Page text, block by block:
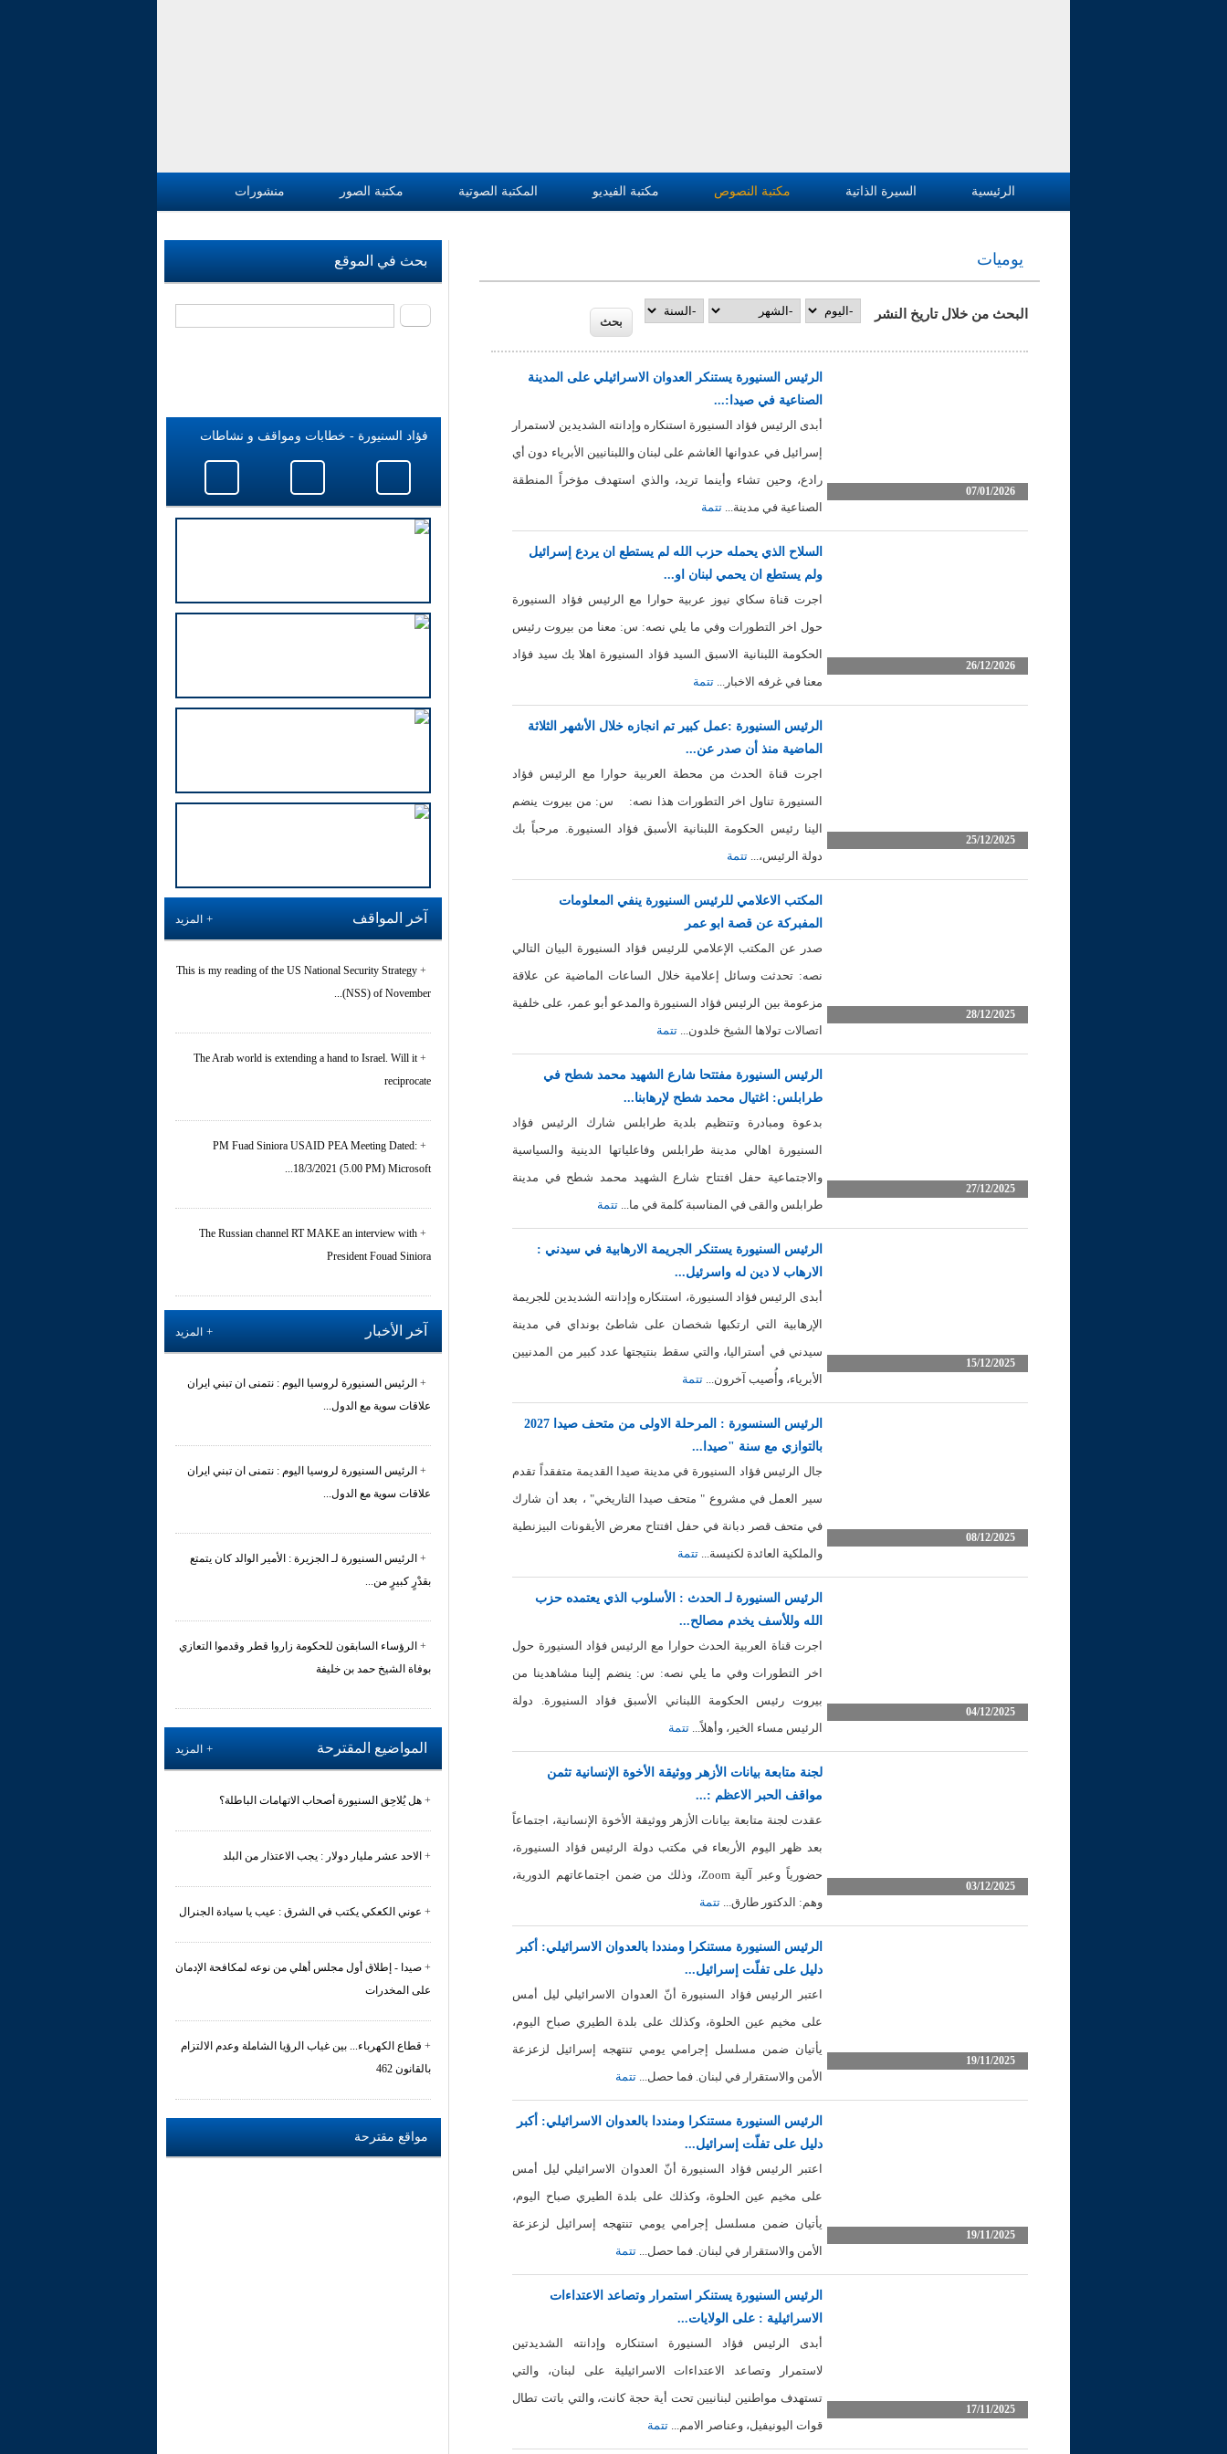
الرئيسية السيرة الذاتية مكتبة النصوص مكتبة الفيديو المكتبة الصوتية مكتبة الصور منشورات
يوميات
البحث من خلال تاريخ النشر ‏اليوم ‏ ‏الشهر ‏ ‏السنة ‏
07/01/2026
الرئيس السنيورة يستنكر العدوان الاسرائيلي على المدينة
الصناعية في صيدا:...
أبدى الرئيس فؤاد السنيورة استنكاره وإدانته الشديدين لاستمرار
إسرائيل في عدوانها الغاشم على لبنان واللبنانيين الأبرياء دون أي
رادع، وحين تشاء وأينما تريد، والذي استهدف مؤخراً المنطقة
الصناعية في مدينة...تتمة
26/12/2026
السلاح الذي يحمله حزب الله لم يستطع ان يردع إسرائيل
ولم يستطع ان يحمي لبنان او...
اجرت قناة سكاي نيوز عربية حوارا مع الرئيس فؤاد السنيورة
حول اخر التطورات وفي ما يلي نصه: س: معنا من بيروت رئيس
الحكومة اللبنانية الاسبق السيد فؤاد السنيورة اهلا بك سيد فؤاد
معنا في غرفه الاخبار...تتمة
25/12/2025
الرئيس السنيورة :عمل كبير تم انجازه خلال الأشهر الثلاثة
الماضية منذ أن صدر عن...
اجرت قناة الحدث من محطة العربية حوارا مع الرئيس فؤاد
السنيورة تناول اخر التطورات هذا نصه: س: من بيروت ينضم
الينا رئيس الحكومة اللبنانية الأسبق فؤاد السنيورة. مرحباً بك
دولة الرئيس،...تتمة
28/12/2025
المكتب الاعلامي للرئيس السنيورة ينفي المعلومات
المفبركة عن قصة ابو عمر
صدر عن المكتب الإعلامي للرئيس فؤاد السنيورة البيان التالي
نصه: تحدثت وسائل إعلامية خلال الساعات الماضية عن علاقة
مزعومة بين الرئيس فؤاد السنيورة والمدعو أبو عمر، على خلفية
اتصالات تولاها الشيخ خلدون...تتمة
27/12/2025
الرئيس السنيورة مفتتحا شارع الشهيد محمد شطح في
طرابلس: اغتيال محمد شطح لإرهابنا...
بدعوة ومبادرة وتنظيم بلدية طرابلس شارك الرئيس فؤاد
السنيورة اهالي مدينة طرابلس وفاعلياتها الدينية والسياسية
والاجتماعية حفل افتتاح شارع الشهيد محمد شطح في مدينة
طرابلس والقى في المناسبة كلمة في ما...تتمة
15/12/2025
الرئيس السنيورة يستنكر الجريمة الارهابية في سيدني :
الارهاب لا دين له واسرئيل...
أبدى الرئيس فؤاد السنيورة، استنكاره وإدانته الشديدين للجريمة
الإرهابية التي ارتكبها شخصان على شاطئ بونداي في مدينة
سيدني في أستراليا، والتي سقط بنتيجتها عدد كبير من المدنيين
الأبرياء، وأُصيب آخرون...تتمة
08/12/2025
الرئيس السنسورة : المرحلة الاولى من متحف صيدا 2027
بالتوازي مع سنة "صيدا...
جال الرئيس فؤاد السنيورة في مدينة صيدا القديمة متفقداً تقدم
سير العمل في مشروع " متحف صيدا التاريخي" ، بعد أن شارك
في متحف قصر دبانة في حفل افتتاح معرض الأيقونات البيزنطية
والملكية العائدة لكنيسة...تتمة
04/12/2025
الرئيس السنيورة لـ الحدث : الأسلوب الذي يعتمده حزب
الله وللأسف يخدم مصالح...
اجرت قناة العربية الحدث حوارا مع الرئيس فؤاد السنيورة حول
اخر التطورات وفي ما يلي نصه: س: ينضم إلينا مشاهدينا من
بيروت رئيس الحكومة اللبناني الأسبق فؤاد السنيورة. دولة
الرئيس مساء الخير، وأهلاً...تتمة
03/12/2025
لجنة متابعة بيانات الأزهر ووثيقة الأخوة الإنسانية تثمن
مواقف الحبر الاعظم :...
عقدت لجنة متابعة بيانات الأزهر ووثيقة الأخوة الإنسانية، اجتماعاً
بعد ظهر اليوم الأربعاء في مكتب دولة الرئيس فؤاد السنيورة،
حضورياً وعبر آلية Zoom، وذلك من ضمن اجتماعاتهم الدورية،
وهم: الدكتور طارق...تتمة
19/11/2025
الرئيس السنيورة مستنكرا ومنددا بالعدوان الاسرائيلي: أكبر
دليل على تفلّت إسرائيل...
اعتبر الرئيس فؤاد السنيورة أنّ العدوان الاسرائيلي ليل أمس
على مخيم عين الحلوة، وكذلك على بلدة الطيري صباح اليوم،
يأتيان ضمن مسلسل إجرامي يومي تنتهجه إسرائيل لزعزعة
الأمن والاستقرار في لبنان. فما حصل...تتمة
19/11/2025
الرئيس السنيورة مستنكرا ومنددا بالعدوان الاسرائيلي: أكبر
دليل على تفلّت إسرائيل...
اعتبر الرئيس فؤاد السنيورة أنّ العدوان الاسرائيلي ليل أمس
على مخيم عين الحلوة، وكذلك على بلدة الطيري صباح اليوم،
يأتيان ضمن مسلسل إجرامي يومي تنتهجه إسرائيل لزعزعة
الأمن والاستقرار في لبنان. فما حصل...تتمة
17/11/2025
الرئيس السنيورة يستنكر استمرار وتصاعد الاعتداءات
الاسرائيلية : على الولايات...
أبدى الرئيس فؤاد السنيورة استنكاره وإدانته الشديدتين
لاستمرار وتصاعد الاعتداءات الاسرائيلية على لبنان، والتي
تستهدف مواطنين لبنانيين تحت أية حجة كانت، والتي باتت تطال
قوات اليونيفيل، وعناصر الامم...تتمة
بحث في الموقع
‏بحث ‏
فؤاد السنيورة - خطابات ومواقف و نشاطات
آخر المواقف المزيد
This is my reading of the US National Security Strategy
(NSS) of November...
The Arab world is extending a hand to Israel. Will it
reciprocate
PM Fuad Siniora USAID PEA Meeting Dated:
18/3/2021 (5.00 PM) Microsoft...
The Russian channel RT MAKE an interview with
President Fouad Siniora
آخر الأخبار المزيد
الرئيس السنيورة لروسيا اليوم : نتمنى ان تبني ايران
علاقات سوية مع الدول...
الرئيس السنيورة لروسيا اليوم : نتمنى ان تبني ايران
علاقات سوية مع الدول...
الرئيس السنيورة لـ الجزيرة : الأمير الوالد كان يتمتع
بقدْرٍ كبيرٍ من...
الرؤساء السابقون للحكومة زاروا قطر وقدموا التعازي
بوفاة الشيخ حمد بن خليفة
المواضيع المقترحة المزيد
هل يُلاحِق السنيورة أصحاب الاتهامات الباطلة؟
الاحد عشر مليار دولار : يجب الاعتذار من البلد
عوني الكعكي يكتب في الشرق : عيب يا سيادة الجنرال
صيدا - إطلاق أول مجلس أهلي من نوعه لمكافحة الإدمان
على المخدرات
قطاع الكهرباء... بين غياب الرؤيا الشاملة وعدم الالتزام
بالقانون 462
مواقع مقترحة